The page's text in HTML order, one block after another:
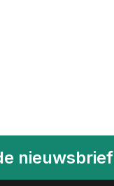
nieuwsbrief